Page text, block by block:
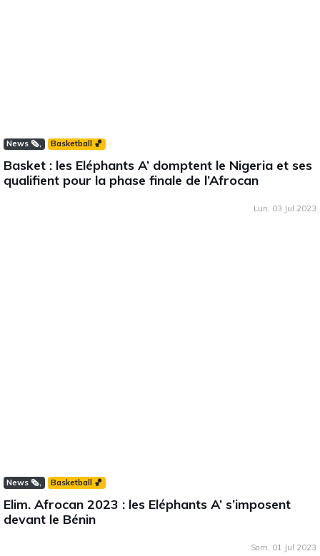
News 🗞️ Basketball 🏀
Basket : les Eléphants A’ domptent le Nigeria et ses
qualifient pour la phase finale de l’Afrocan
Lun, 03 Jul 2023
News 🗞️ Basketball 🏀
Elim. Afrocan 2023 : les Eléphants A’ s’imposent
devant le Bénin
Sam, 01 Jul 2023